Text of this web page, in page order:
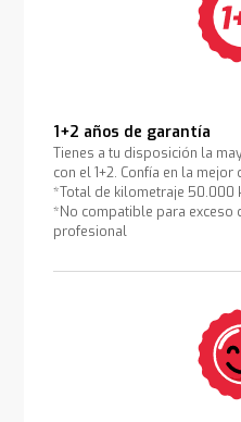
1+2 años de garantía
Tienes a tu disposición la
con el 1+2. Confía en la mejor
*Total de kilometraje 50.000
*No compatible para exceso
profesional